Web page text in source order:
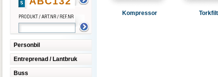
Personbil
Entreprenad / Lantbruk
Buss
Kompressor